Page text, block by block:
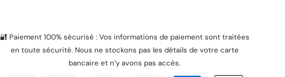
🔐 Paiement 100% sécurisé : Vos informations de paiement sont traitées
en toute sécurité. Nous ne stockons pas les détails de votre carte
bancaire et n’y avons pas accès.